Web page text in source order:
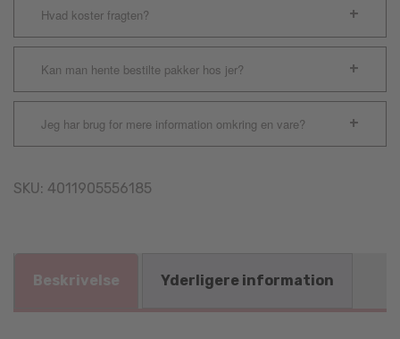
Hvad koster fragten?
Kan man hente bestilte pakker hos jer?
Jeg har brug for mere information omkring en vare?
SKU: 4011905556185
Beskrivelse Yderligere information